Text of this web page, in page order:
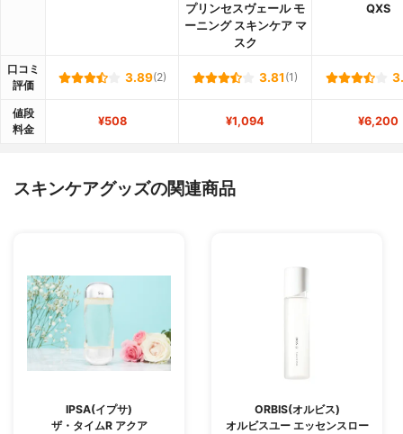
プリンセスヴェール モ
ーニング スキンケア マ
スク
QXS
口コミ
評価
3.89(2) 3.81 (1)
値段
料金
¥508 ¥1,094 ¥6,200
スキンケアグッズの関連商品
IPSA(イプサ)
ザ・タイムR アクア
ORBIS(オルビス)
オルビスユー エッセンスロー